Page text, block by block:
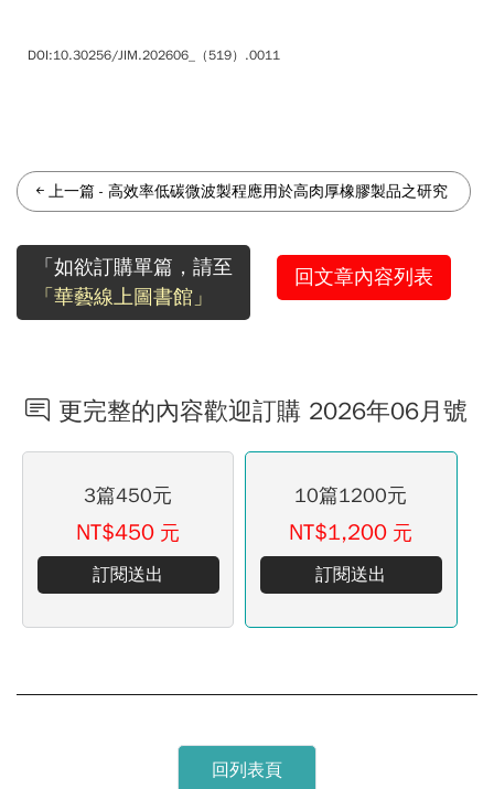
DOI:10.30256/JIM.202606_（519）.0011
上一篇 - 高效率低碳微波製程應用於高肉厚橡膠製品之研究
「如欲訂購單篇，請至
「華藝線上圖書館」
回文章內容列表
更完整的內容歡迎訂購 2026年06月號
3篇450元
NT$450 元
訂閱送出
10篇1200元
NT$1,200 元
訂閱送出
回列表頁